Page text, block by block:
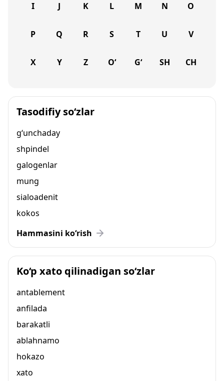
I J K L M N O
P Q R S T U V
X Y Z O‘ G‘ SH CH
Tasodifiy so‘zlar
g‘unchaday
shpindel
galogenlar
mung
sialoadenit
kokos
Hammasini ko‘rish
Ko‘p xato qilinadigan so‘zlar
antablement
anfilada
barakatli
ablahnamo
hokazo
xato